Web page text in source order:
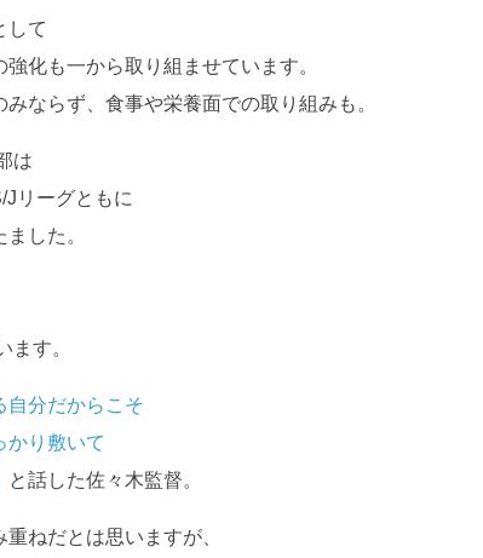
して
化も一から取り組ませています。
ならず、食事や栄養面での取り組みも。
は
Jリーグともに
した。
ます。
自分だからこそ
り敷いて
と話した佐々木監督。
ねだとは思いますが、